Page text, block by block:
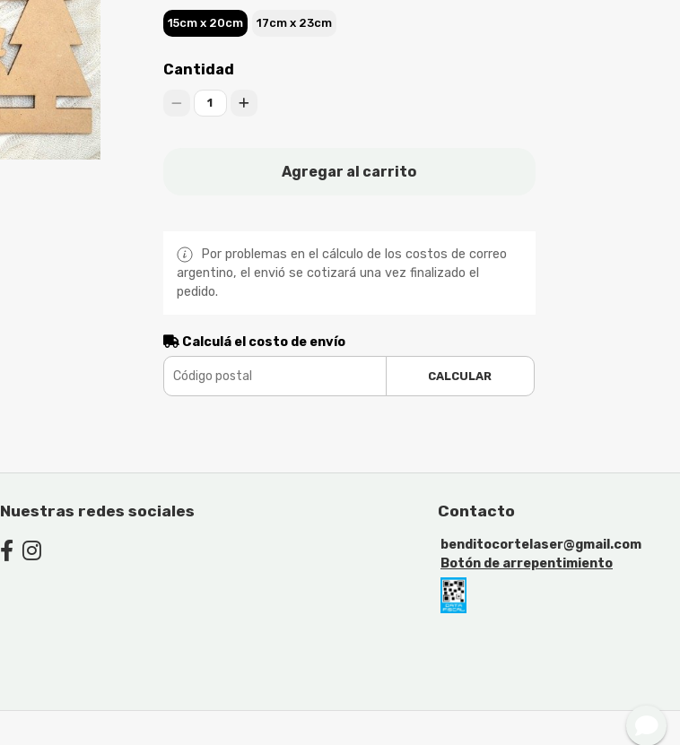
15cm x 20cm 17cm x 23cm
Cantidad
1
Agregar al carrito
Por problemas en el cálculo de los costos de correo
argentino, el envió se cotizará una vez finalizado el
pedido.
Calculá el costo de envío
CALCULAR
Nuestras redes sociales Contacto
benditocortelaser@gmail.com
Botón de arrepentimiento